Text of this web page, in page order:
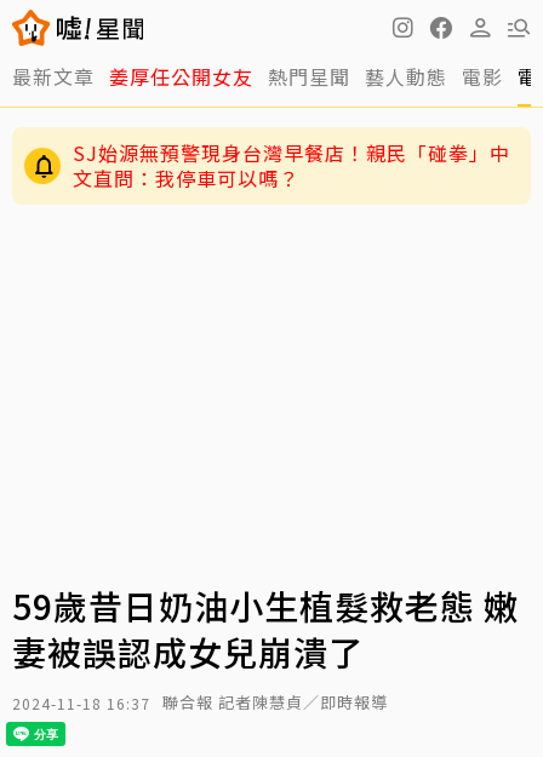
最新文章 姜厚任公開女友 熱門星聞 藝人動態 電影
SJ始源無預警現身台灣早餐店！親民「碰拳」中
文直問：我停車可以嗎？
59歲昔日奶油小生植髮救老態 嫩
妻被誤認成女兒崩潰了
2024-11-18 16:37 聯合報 記者陳慧貞／即時報導